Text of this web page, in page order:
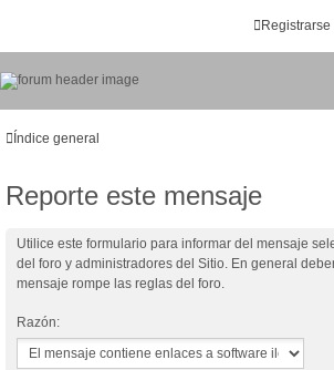
Registrarse
Índice general
Reporte este mensaje
Utilice este formulario para informar del mensaje
del foro y administradores del Sitio. En general
mensaje rompe las reglas del foro.
Razón: